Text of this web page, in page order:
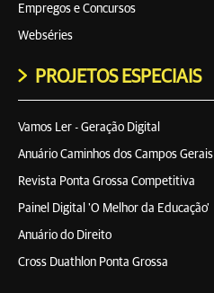
Empregos e Concursos
Webséries
PROJETOS ESPECIAIS
Vamos Ler - Geração Digital
Anuário Caminhos dos Campos Gerais
Revista Ponta Grossa Competitiva
Painel Digital 'O Melhor da Educação'
Anuário do Direito
Cross Duathlon Ponta Grossa